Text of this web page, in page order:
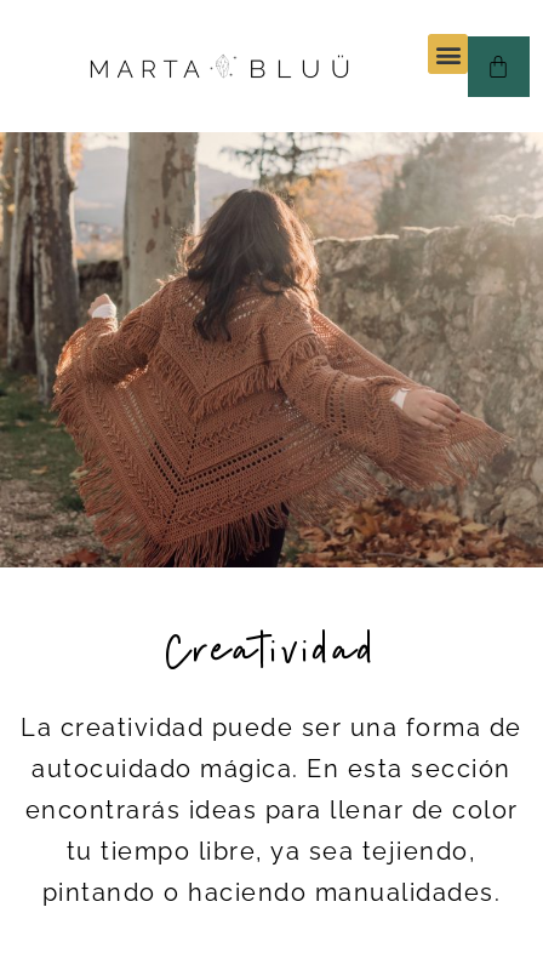
Creatividad
La creatividad puede ser una forma de
autocuidado mágica. En esta sección
encontrarás ideas para llenar de color
tu tiempo libre, ya sea tejiendo,
pintando o haciendo manualidades.